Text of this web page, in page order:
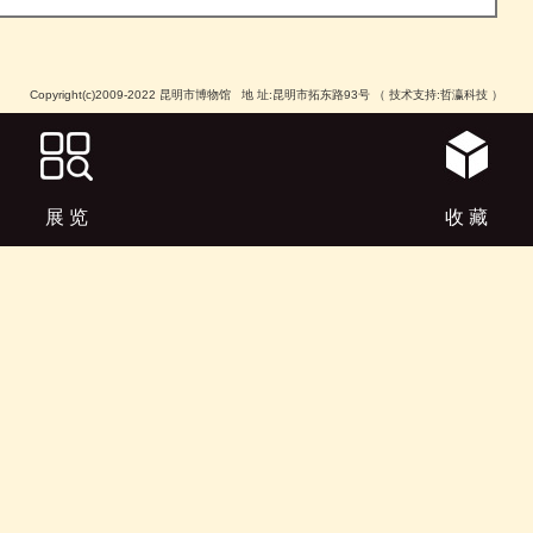
Copyright(c)2009-2022 昆明市博物馆 地 址:昆明市拓东路93号 （ 技术支持:哲瀛科技 ）
展 览 收 藏